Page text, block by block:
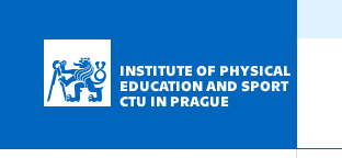
INSTITUTE OF PHYSICAL
EDUCATION AND SPORT
CTU IN PRAGUE